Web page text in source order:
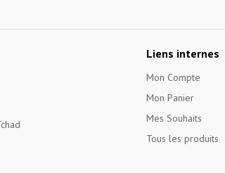
Liens internes
Mon Compte
Mon Panier
Mes Souhaits
Tous les produits